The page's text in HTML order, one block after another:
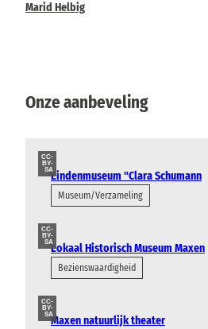
Marid Helbig
Onze aanbeveling
CC-
BY-
SALindenmuseum "Clara Schumann
Museum/Verzameling
CC-
BY-
SALokaal Historisch Museum Maxen
Bezienswaardigheid
CC-
BY-
SAMaxen natuurlijk theater